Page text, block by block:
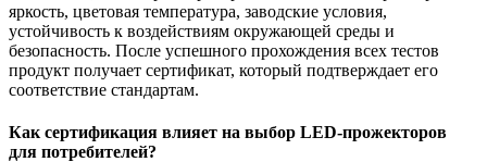
яркость, цветовая температура, заводские условия,
устойчивость к воздействиям окружающей среды и
безопасность. После успешного прохождения всех тестов
продукт получает сертификат, который подтверждает его
соответствие стандартам.
Как сертификация влияет на выбор LED-прожекторов
для потребителей?